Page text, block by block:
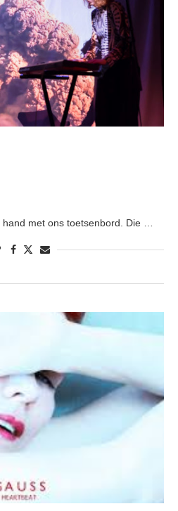
hand met ons toetsenbord. Die …